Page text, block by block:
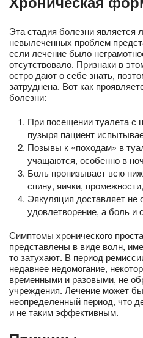
Эта стадия болезни является
невылеченных проблем
если лечение было
отсутствовало. Признаки в
остро дают о себе знать,
затруднена. Вот как
болезни:
При посещении туалета с
пузыря пациент
Позывы к «походам» в
учащаются, особенно в
Боль пронизывает всю
спину, яички,
Эякуляция доставляет не
удовлетворение, а боль и
Симптомы хронического
представлены в виде волн,
то затухают. В период
недавнее недомогание,
временными и разовыми, не
учреждения. Лечение может
неопределенный период, что
и не таким эффективным.